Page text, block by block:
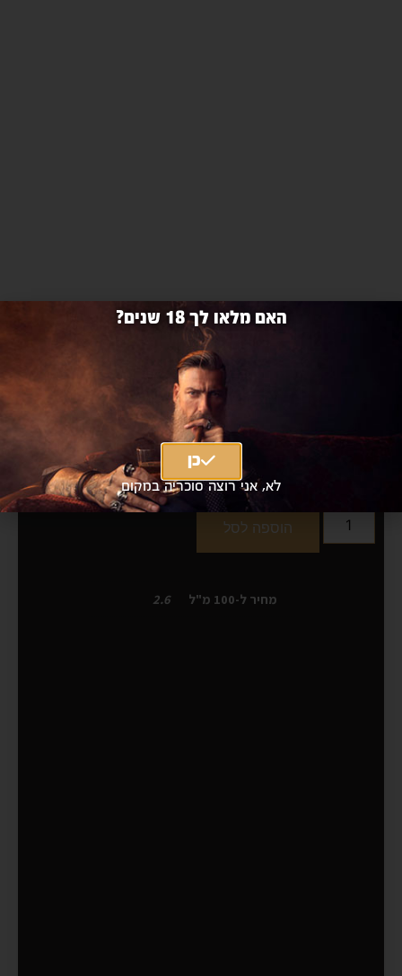
דיווה קוסמופוליטן פסיפלורה 750 מ"ל
cosmopolitan diva passion fruit 750ml
|
₪20מחיר אילת
הוספה לסל
מחיר ל-100 מ"ל 2.6
האם מלאו לך 18 שנים?
כן
לא, אני רוצה סוכריה במקום